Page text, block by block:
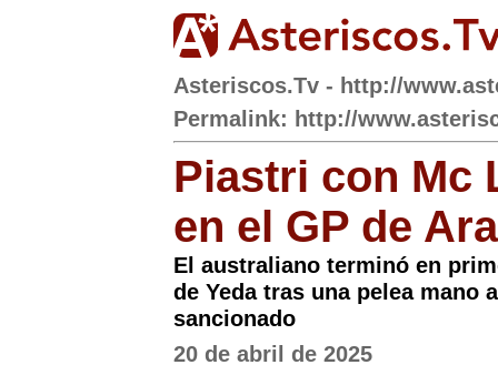
Asteriscos.Tv - http://
Permalink: http://
Piastri con Mc
en el GP de
El australiano terminó en
de Yeda tras una pelea mano
sancionado
20 de abril de 2025